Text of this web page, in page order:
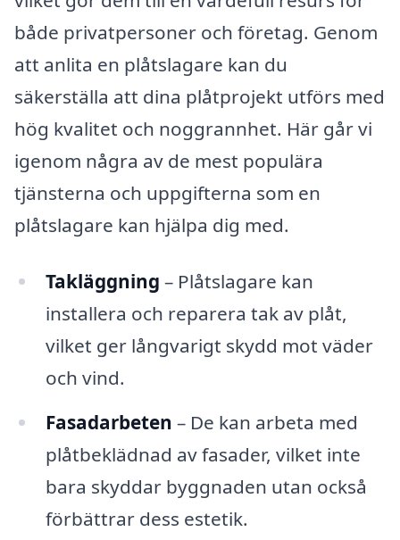
både privatpersoner och företag. Genom
att anlita en plåtslagare kan du
säkerställa att dina plåtprojekt utförs med
hög kvalitet och noggrannhet. Här går vi
igenom några av de mest populära
tjänsterna och uppgifterna som en
plåtslagare kan hjälpa dig med.
Takläggning – Plåtslagare kan
installera och reparera tak av plåt,
vilket ger långvarigt skydd mot väder
och vind.
Fasadarbeten – De kan arbeta med
plåtbeklädnad av fasader, vilket inte
bara skyddar byggnaden utan också
förbättrar dess estetik.